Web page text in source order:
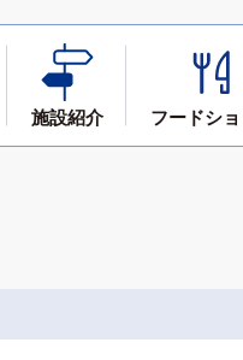
施設紹介 フードシ